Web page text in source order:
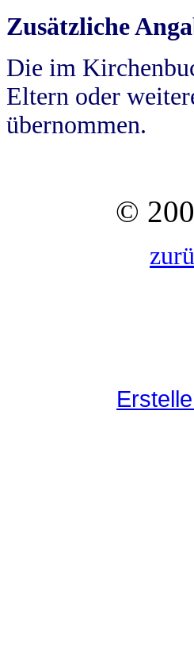
Zusätzliche
Die im
Eltern oder
übernommen.
©